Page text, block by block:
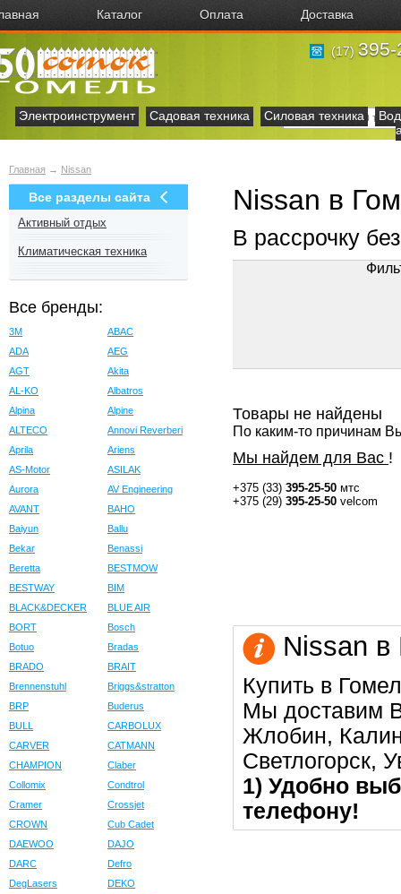
Каталог Оплата Доставка
(17) 395-
Электроинструмент Садовая техника Силовая техника
Главная → Nissan
Все разделы сайта
Активный отдых
Климатическая техника
Все бренды:
3M
ABAC
ADA
AEG
AGT
Akita
AL-KO
Albatros
Alpina
Alpine
ALTECO
Annovi Reverberi
Aprila
Ariens
AS-Motor
ASILAK
Aurora
AV Engineering
AVANT
BAHO
Baiyun
Ballu
Bekar
Benassi
Beretta
BESTMOW
BESTWAY
BIM
BLACK&DECKER
BLUE AIR
BORT
Bosch
Botuo
Bradas
BRADO
BRAIT
Brennenstuhl
Briggs&stratton
BRP
Buderus
BULL
CARBOLUX
CARVER
CATMANN
CHAMPION
Claber
Collomix
Condtrol
Cramer
Crossjet
CROWN
Cub Cadet
DAEWOO
DAJO
DARC
Defro
DegLasers
DEKO
Nissan в
В рассрочку
Товары не найдены
По каким-то причинам
Мы найдем для Вас !
+375 (33) 395-25-50 мтс
+375 (29) 395-25-50 velcom
Nissan в
Купить в
Мы доставим
Жлобин,
Светлогорск,
1) Удобно
телефону!